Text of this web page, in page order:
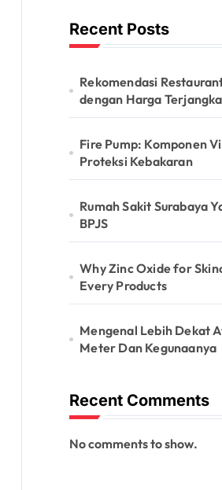
Recent Posts
Rekomendasi
dengan Harga
Fire Pump: Komponen
Proteksi Kebakaran
Rumah Sakit Surabaya
BPJS
Why Zinc Oxide for
Every Products
Mengenal Lebih Dekat
Meter Dan Kegunaanya
Recent Comments
No comments to show.